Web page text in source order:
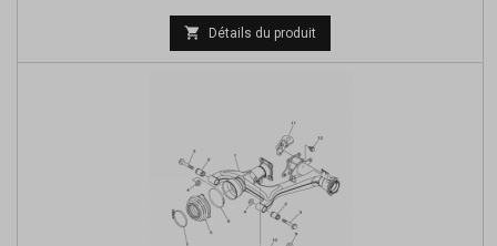
 Détails du produit